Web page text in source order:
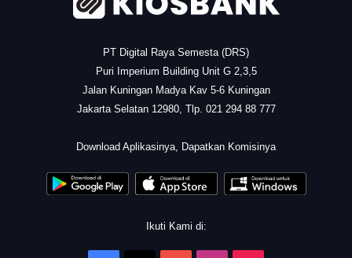
PT Digital Raya Semesta (DRS)
Puri Imperium Building Unit G 2,3,5
Jalan Kuningan Madya Kav 5-6 Kuningan
Jakarta Selatan 12980, Tlp. 021 294 88 777
Download Aplikasinya, Dapatkan Komisinya
Ikuti Kami di: